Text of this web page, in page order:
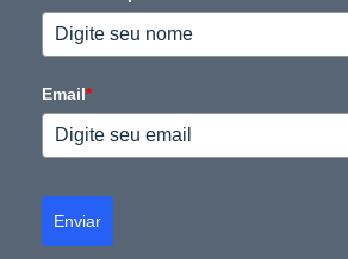
Email*
Enviar